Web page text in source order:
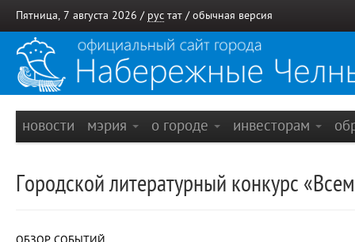
Пятница, 7 августа 2026 / рус тат / обычная версия
новости мэрия о городе инвесторам
Городской литературный конкурс